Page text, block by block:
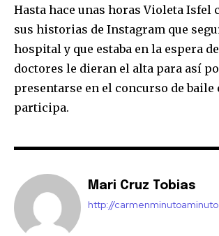
Hasta hace unas horas Violeta Isfel
sus historias de Instagram que
hospital y que estaba en la espera
doctores le dieran el alta para así
presentarse en el concurso de baile
participa.
Mari Cruz Tobias
http://